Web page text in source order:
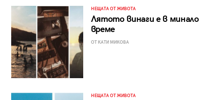
НЕЩАТА ОТ ЖИВОТА
Лятото винаги е в минало
време
ОТ КАТИ МИКОВА
НЕЩАТА ОТ ЖИВОТА